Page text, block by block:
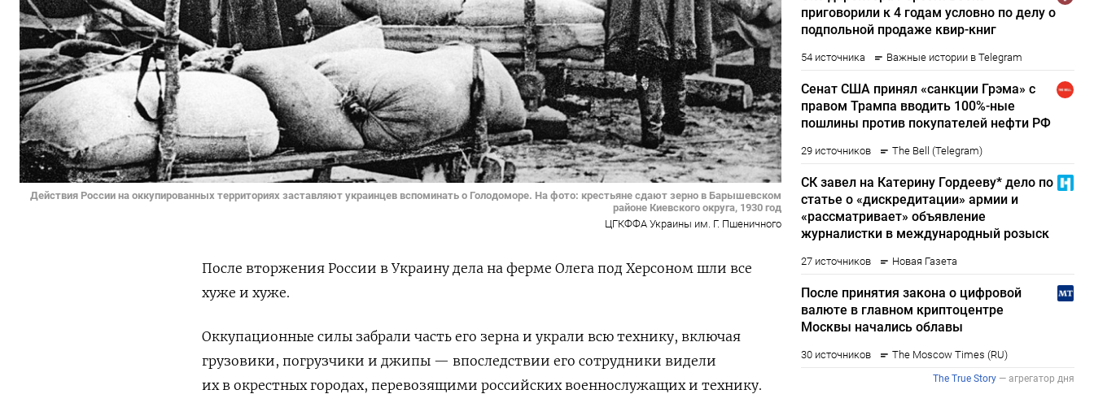
Действия России на оккупированных территориях заставляют украинцев вспоминать о Голодоморе. На фото: крестьяне сдают зерно в Барышевском
районе Киевского округа, 1930 год
ЦГКФФА Украины им. Г. Пшеничного
После вторжения России в Украину дела на ферме Олега под Херсоном шли все
хуже и хуже.
Оккупационные силы забрали часть его зерна и украли всю технику, включая
грузовики, погрузчики и джипы — впоследствии его сотрудники видели
их в окрестных городах, перевозящими российских военнослужащих и технику.